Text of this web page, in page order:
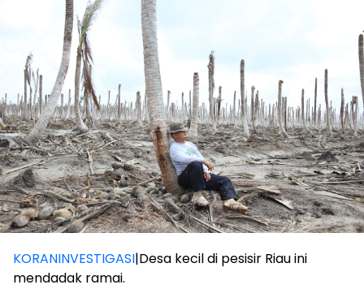
KORANINVESTIGASI|Desa kecil di pesisir Riau ini
mendadak ramai.